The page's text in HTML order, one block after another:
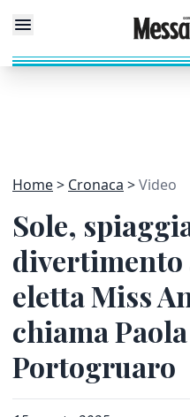
Home Cronaca Video
Sole,
divertimento
eletta Miss
chiama
Portogruaro